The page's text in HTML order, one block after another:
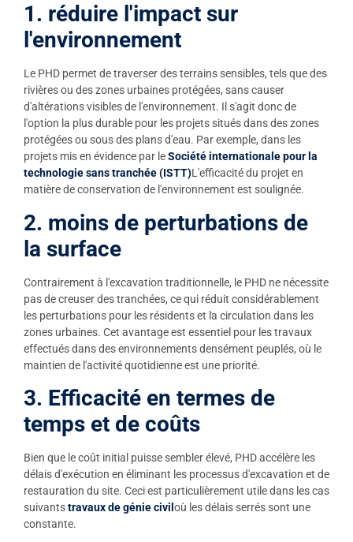
1. réduire l'impact sur
l'environnement
Le PHD permet de traverser des terrains sensibles, tels que des
rivières ou des zones urbaines protégées, sans causer
d'altérations visibles de l'environnement. Il s'agit donc de
l'option la plus durable pour les projets situés dans des zones
protégées ou sous des plans d'eau. Par exemple, dans les
projets mis en évidence par leSociété internationale pour la
technologie sans tranchée (ISTT)L'efficacité du projet en
matière de conservation de l'environnement est soulignée.
2. moins de perturbations de
la surface
Contrairement à l'excavation traditionnelle, le PHD ne nécessite
pas de creuser des tranchées, ce qui réduit considérablement
les perturbations pour les résidents et la circulation dans les
zones urbaines. Cet avantage est essentiel pour les travaux
effectués dans des environnements densément peuplés, où le
maintien de l'activité quotidienne est une priorité.
3. Efficacité en termes de
temps et de coûts
Bien que le coût initial puisse sembler élevé, PHD accélère les
délais d'exécution en éliminant les processus d'excavation et de
restauration du site. Ceci est particulièrement utile dans les cas
suivantstravaux de génie civil où les délais serrés sont une
constante.